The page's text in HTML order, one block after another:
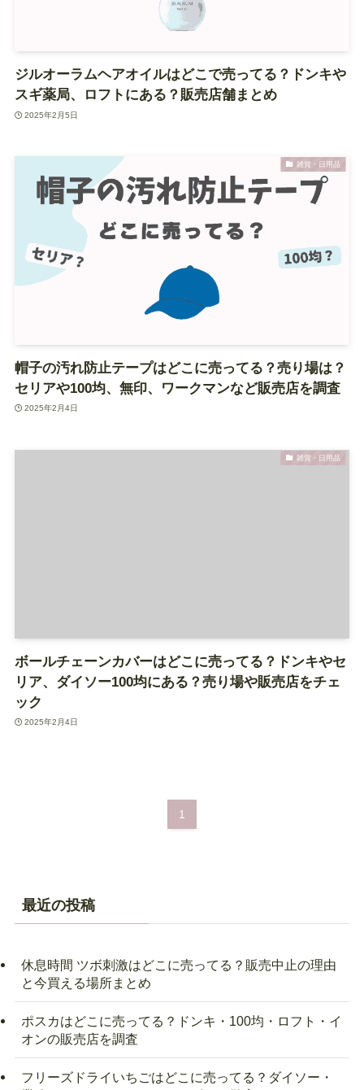
ジルオーラムヘアオイルはどこで売ってる？ドンキや
スギ薬局、ロフトにある？販売店舗まとめ
2025年2月5日
雑貨・日用品
帽子の汚れ防止テープはどこに売ってる？売り場は？
セリアや100均、無印、ワークマンなど販売店を調査
2025年2月4日
雑貨・日用品
ボールチェーンカバーはどこに売ってる？ドンキやセ
リア、ダイソー100均にある？売り場や販売店をチェ
ック
2025年2月4日
1
最近の投稿
休息時間 ツボ刺激はどこに売ってる？販売中止の理由
と今買える場所まとめ
ポスカはどこに売ってる？ドンキ・100均・ロフト・イ
オンの販売店を調査
フリーズドライいちごはどこに売ってる？ダイソー・